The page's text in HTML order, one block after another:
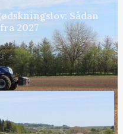
Sådan
2027